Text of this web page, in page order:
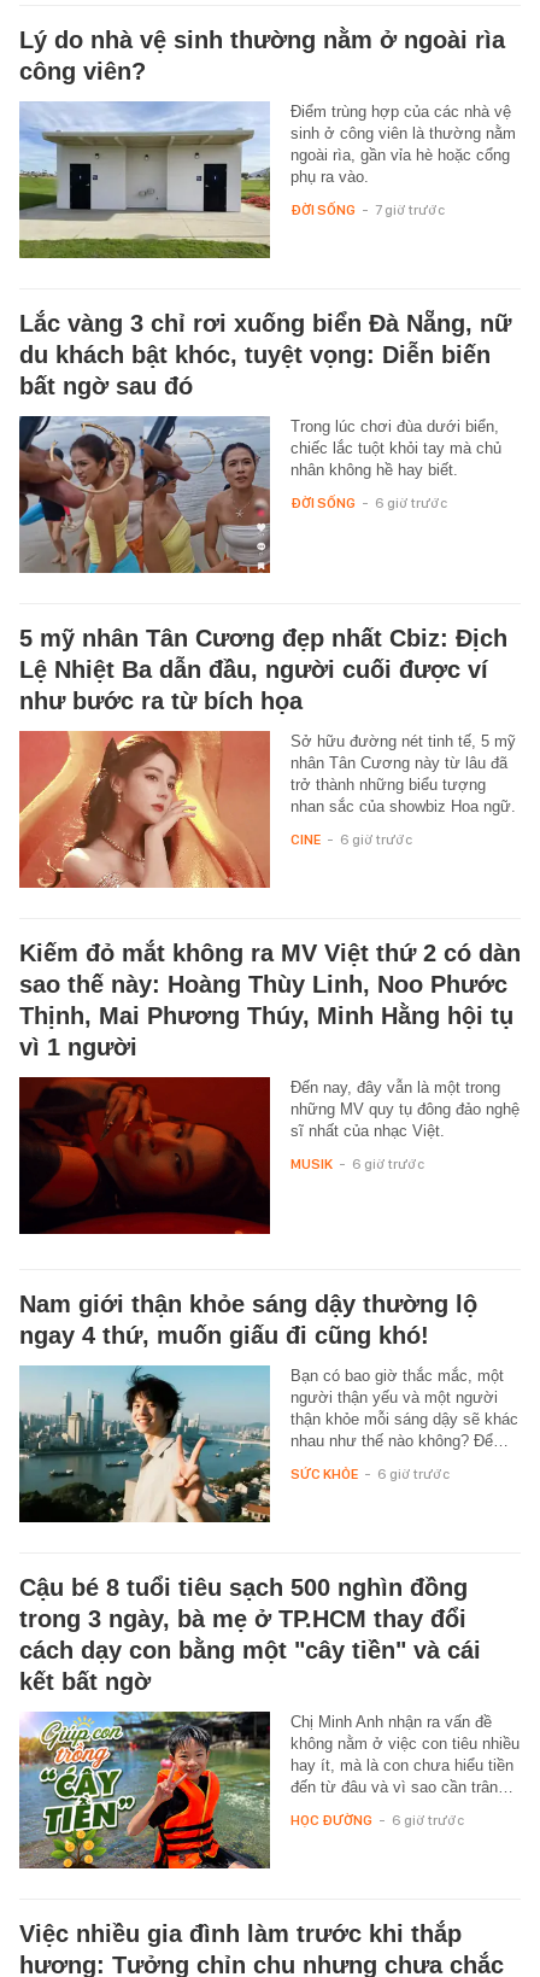
Lý do nhà vệ sinh thường nằm ở ngoài rìa
công viên?
Điểm trùng hợp của các nhà vệ
sinh ở công viên là thường nằm
ngoài rìa, gần vỉa hè hoặc cổng
phụ ra vào.
ĐỜI SỐNG - 7 giờ trước
Lắc vàng 3 chỉ rơi xuống biển Đà Nẵng, nữ
du khách bật khóc, tuyệt vọng: Diễn biến
bất ngờ sau đó
Trong lúc chơi đùa dưới biển,
chiếc lắc tuột khỏi tay mà chủ
nhân không hề hay biết.
ĐỜI SỐNG - 6 giờ trước
5 mỹ nhân Tân Cương đẹp nhất Cbiz: Địch
Lệ Nhiệt Ba dẫn đầu, người cuối được ví
như bước ra từ bích họa
Sở hữu đường nét tinh tế, 5 mỹ
nhân Tân Cương này từ lâu đã
trở thành những biểu tượng
nhan sắc của showbiz Hoa ngữ.
CINE - 6 giờ trước
Kiếm đỏ mắt không ra MV Việt thứ 2 có dàn
sao thế này: Hoàng Thùy Linh, Noo Phước
Thịnh, Mai Phương Thúy, Minh Hằng hội tụ
vì 1 người
Đến nay, đây vẫn là một trong
những MV quy tụ đông đảo nghệ
sĩ nhất của nhạc Việt.
MUSIK - 6 giờ trước
Nam giới thận khỏe sáng dậy thường lộ
ngay 4 thứ, muốn giấu đi cũng khó!
Bạn có bao giờ thắc mắc, một
người thận yếu và một người
thận khỏe mỗi sáng dậy sẽ khác
nhau như thế nào không? Để…
SỨC KHỎE - 6 giờ trước
Cậu bé 8 tuổi tiêu sạch 500 nghìn đồng
trong 3 ngày, bà mẹ ở TP.HCM thay đổi
cách dạy con bằng một "cây tiền" và cái
kết bất ngờ
Chị Minh Anh nhận ra vấn đề
không nằm ở việc con tiêu nhiều
hay ít, mà là con chưa hiểu tiền
đến từ đâu và vì sao cần trân…
HỌC ĐƯỜNG - 6 giờ trước
Việc nhiều gia đình làm trước khi thắp
hương: Tưởng chỉn chu nhưng chưa chắc